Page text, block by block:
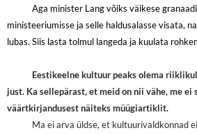
Aga minister Lang võiks väikese
ministeeriumisse ja selle haldusalasse visata,
lubas. Siis lasta tolmul langeda ja kuulata
Eestikeelne kultuur peaks olema
just. Ka sellepärast, et meid on nii vähe, me ei
väärtkirjandusest näiteks müügiartiklit.
Ma ei arva üldse, et kultuurivaldkonnad